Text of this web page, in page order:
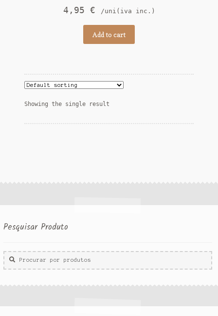
4,95 € /uni(iva inc.)
Add to cart
Showing the single result
Pesquisar Produto
Procurar
por: